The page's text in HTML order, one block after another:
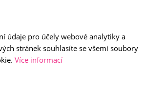
CZECH
ENGLISH
údaje pro účely webové analytiky a
stránek souhlasíte se všemi soubory
Více informací